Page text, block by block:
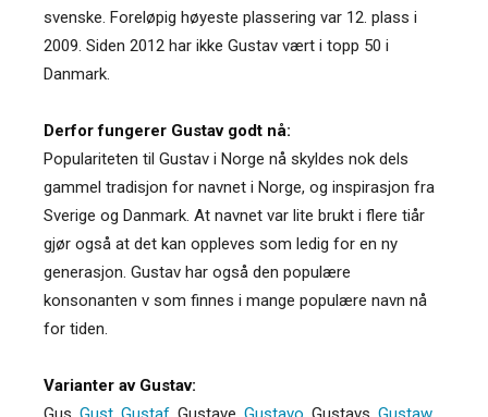
svenske. Foreløpig høyeste plassering var 12. plass i
2009. Siden 2012 har ikke Gustav vært i topp 50 i
Danmark.
Derfor fungerer Gustav godt nå:
Populariteten til Gustav i Norge nå skyldes nok dels
gammel tradisjon for navnet i Norge, og inspirasjon fra
Sverige og Danmark. At navnet var lite brukt i flere tiår
gjør også at det kan oppleves som ledig for en ny
generasjon. Gustav har også den populære
konsonanten v som finnes i mange populære navn nå
for tiden.
Varianter av Gustav: